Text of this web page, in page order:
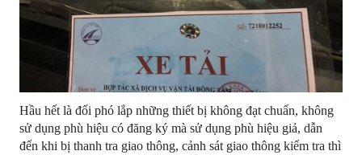
Hầu hết là đối phó lắp những thiết bị không đạt chuẩn, không
sử dụng phù hiệu có đăng ký mà sử dụng phù hiệu giả, dẫn
đến khi bị thanh tra giao thông, cảnh sát giao thông kiểm tra thì